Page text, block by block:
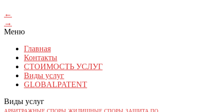
←
→
Меню
Главная
Контакты
СТОИМОСТЬ УСЛУГ
Виды услуг
GLOBALPATENT
Виды услуг